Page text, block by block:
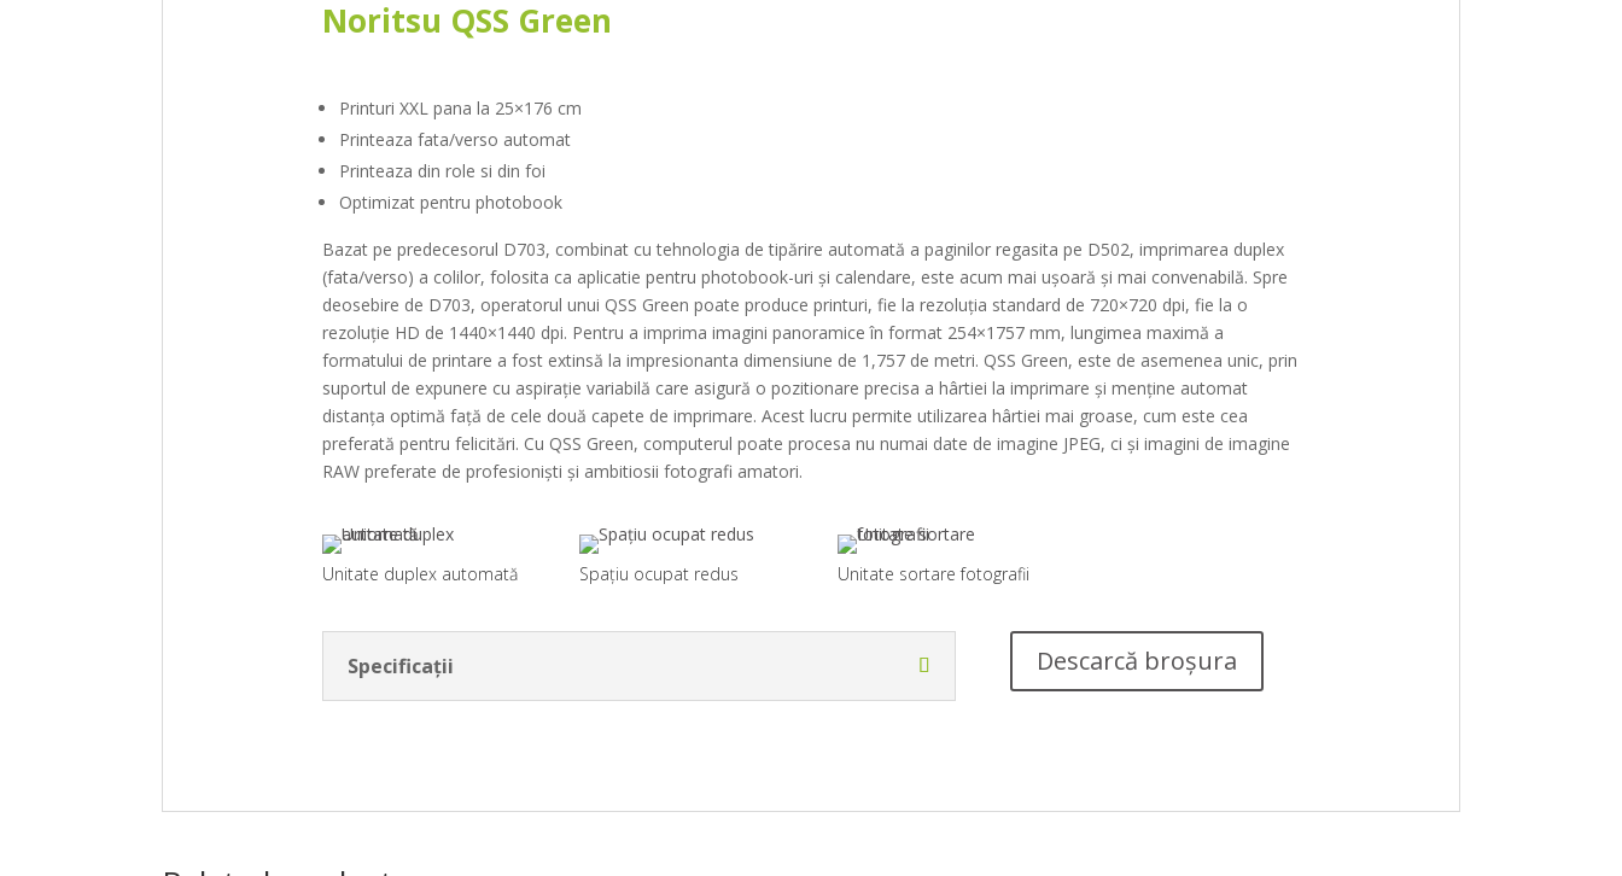
Noritsu QSS Green
Printuri XXL pana la 25×176 cm
Printeaza fata/verso automat
Printeaza din role si din foi
Optimizat pentru photobook
Bazat pe predecesorul D703, combinat cu tehnologia de tipărire automată a paginilor regasita pe D502, imprimarea duplex
(fata/verso) a colilor, folosita ca aplicatie pentru photobook-uri și calendare, este acum mai ușoară și mai convenabilă. Spre
deosebire de D703, operatorul unui QSS Green poate produce printuri, fie la rezoluția standard de 720×720 dpi, fie la o
rezoluție HD de 1440×1440 dpi. Pentru a imprima imagini panoramice în format 254×1757 mm, lungimea maximă a
formatului de printare a fost extinsă la impresionanta dimensiune de 1,757 de metri. QSS Green, este de asemenea unic, prin
suportul de expunere cu aspirație variabilă care asigură o pozitionare precisa a hârtiei la imprimare și menține automat
distanța optimă față de cele două capete de imprimare. Acest lucru permite utilizarea hârtiei mai groase, cum este cea
preferată pentru felicitări. Cu QSS Green, computerul poate procesa nu numai date de imagine JPEG, ci și imagini de imagine
RAW preferate de profesioniști și ambitiosii fotografi amatori.
Unitate duplex automată Spațiu ocupat redus Unitate sortare fotografii
Specificații Descarcă broșura